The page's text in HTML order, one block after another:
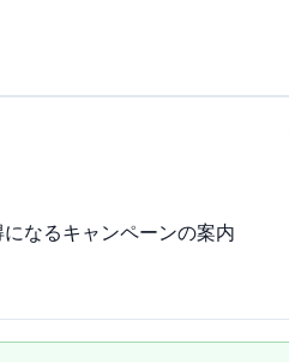
なるキャンペーンの案内